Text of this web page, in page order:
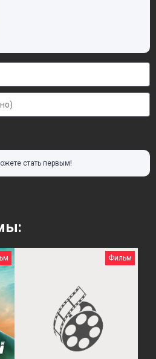
стать первым!
Фильм